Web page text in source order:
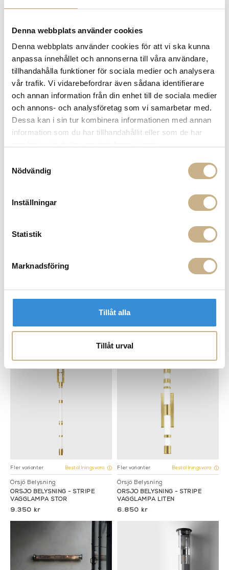
Denna webbplats använder cookies
Denna webbplats använder cookies för att vi ska kunna
anpassa innehållet och annonserna till våra användare,
tillhandahålla funktioner för sociala medier och analysera
vår trafik. Vi vidarebefordrar även sådana identifierare
och annan information från din enhet till de sociala medier
och annons- och analysföretag som vi samarbetar med.
Dessa kan i sin tur kombinera informationen med annan
information som du har tillhandahållit eller som de har
Nödvändig
Inställningar
Statistik
Marknadsföring
Tillåt alla
Tillåt urval
VAUGHAN
CEILING AND WALL LIGHT
VÄGGLAMPA - POUDRIER
Beställningsvara
7.150 kr
Fler varianter Beställningsvara
Örsjö Belysning
ÖRSJÖ BELYSNING - STRIPE
VÄGGLAMPA STOR
9.350 kr
Fler varianter Beställningsvara
Örsjö Belysning
ÖRSJÖ BELYSNING - STRIPE
VÄGGLAMPA LITEN
6.850 kr